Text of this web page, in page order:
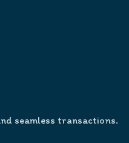
seamless transactions.